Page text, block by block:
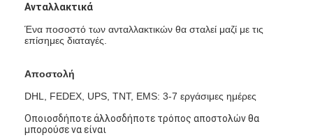
Αντανακλαστικές αυτοκόλλητες ετικέττες ποδηλάτων
Αντανακλαστικές αυτοκόλλητες ετικέττες ταινιών
Αντανακλαστικές αυτοκόλλητες ετικέττες αυτοκινήτων
Ανταλλακτικά
Ένα ποσοστό των ανταλλακτικών θα σταλεί μαζί με τις
επίσημες διαταγές.
Αποστολή
DHL, FEDEX, UPS, TNT, EMS: 3-7 εργάσιμες ημέρες
Οποιοσδήποτε άλλοσδήποτε τρόπος αποστολών θα
μπορούσε να είναι